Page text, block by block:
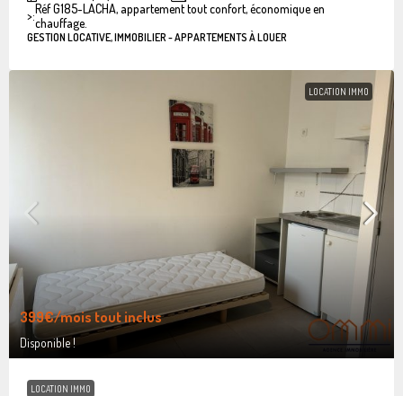
>:Réf G185-LACHA, appartement tout confort, économique en
chauffage.
GESTION LOCATIVE, IMMOBILIER - APPARTEMENTS À LOUER
LOCATION IMMO
399€/mois tout inclus
Disponible !
LOCATION IMMO